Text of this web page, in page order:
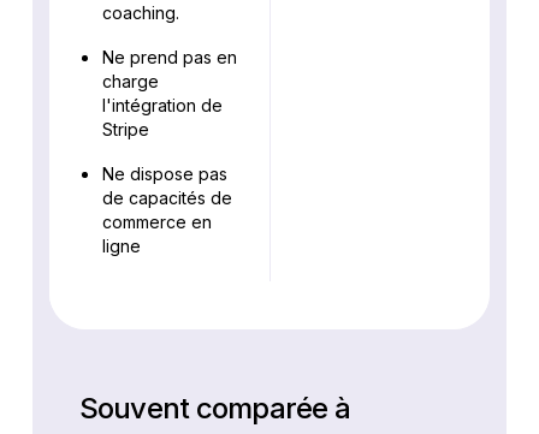
coaching.
Ne prend pas en
charge
l'intégration de
Stripe
Ne dispose pas
de capacités de
commerce en
ligne
Souvent comparée à